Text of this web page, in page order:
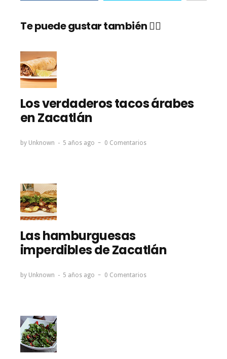
Te puede gustar también 👇🏼
Los verdaderos tacos árabes
en Zacatlán
by Unknown 5 años ago 0 Comentarios
Las hamburguesas
imperdibles de Zacatlán
by Unknown 5 años ago 0 Comentarios